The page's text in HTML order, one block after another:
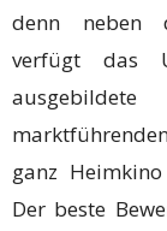
denn neben
verfügt das
ganz
Der beste